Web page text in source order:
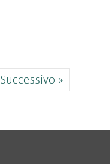
Successivo »